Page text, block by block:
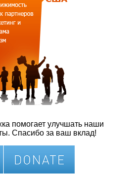
помогает улучшать наши
Спасибо за ваш вклад!